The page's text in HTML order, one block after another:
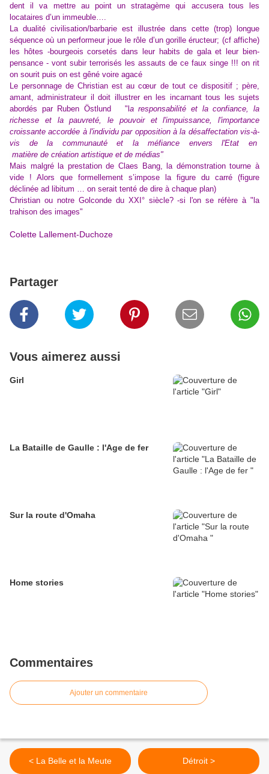
dent il va mettre au point un stratagème qui accusera tous les
locataires d’un immeuble….
La dualité civilisation/barbarie est illustrée dans cette (trop) longue
séquence où un performeur joue le rôle d’un gorille éructeur; (cf affiche)
les hôtes -bourgeois corsetés dans leur habits de gala et leur bien-
pensance - vont subir terrorisés les assauts de ce faux singe !!! on rit
on sourit puis on est gêné voire agacé
Le personnage de Christian est au cœur de tout ce dispositif ; père,
amant, administrateur il doit illustrer en les incarnant tous les sujets
abordés par Ruben Östlund "l a responsabilité et la confiance, la
richesse et la pauvreté, le pouvoir et l'impuissance, l'importance
croissante accordée à l'individu par opposition à la désaffectation vis-à-
vis de la communauté et la méfiance envers l'Etat en
matière de création artistique et de médias"
Mais malgré la prestation de Claes Bang, la démonstration tourne à
vide ! Alors que formellement s’impose la figure du carré (figure
déclinée ad libitum … on serait tenté de dire à chaque plan)
Christian ou notre Golconde du XXI° siècle? -si l'on se réfère à "la
trahison des images"
Colette Lallement-Duchoze
Partager
Vous aimerez aussi
Girl
La Bataille de Gaulle : l'Age de fer
Sur la route d'Omaha
Home stories
Commentaires
Ajouter un commentaire
< La Belle et la Meute Détroit >